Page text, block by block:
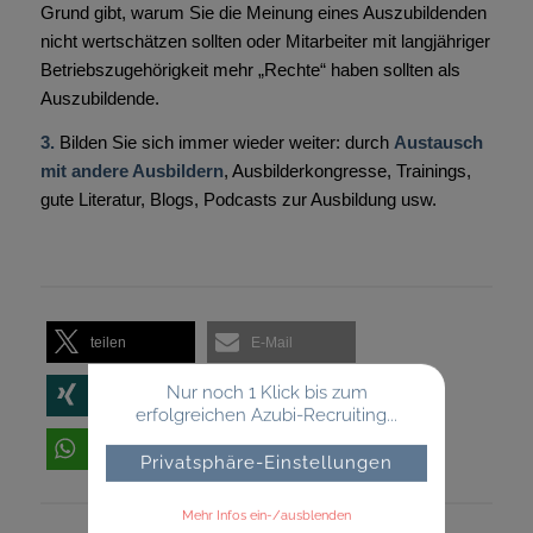
Grund gibt, warum Sie die Meinung eines Auszubildenden
nicht wertschätzen sollten oder Mitarbeiter mit langjähriger
Betriebszugehörigkeit mehr „Rechte“ haben sollten als
Auszubildende.
3. Bilden Sie sich immer wieder weiter: durch Austausch
mit andere Ausbildern, Ausbilderkongresse, Trainings,
gute Literatur, Blogs, Podcasts zur Ausbildung usw.
teilen E-Mail
teilen
teilen
Nur noch 1 Klick bis zum
erfolgreichen Azubi-Recruiting...
Privatsphäre-Einstellungen
Mehr Infos ein-/ausblenden